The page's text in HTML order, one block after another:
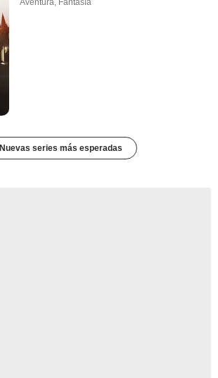
Aventura, Fantasía
Nuevas series más esperadas